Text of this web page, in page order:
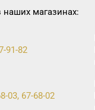
наших магазинах:
91-82
03, 67-68-02